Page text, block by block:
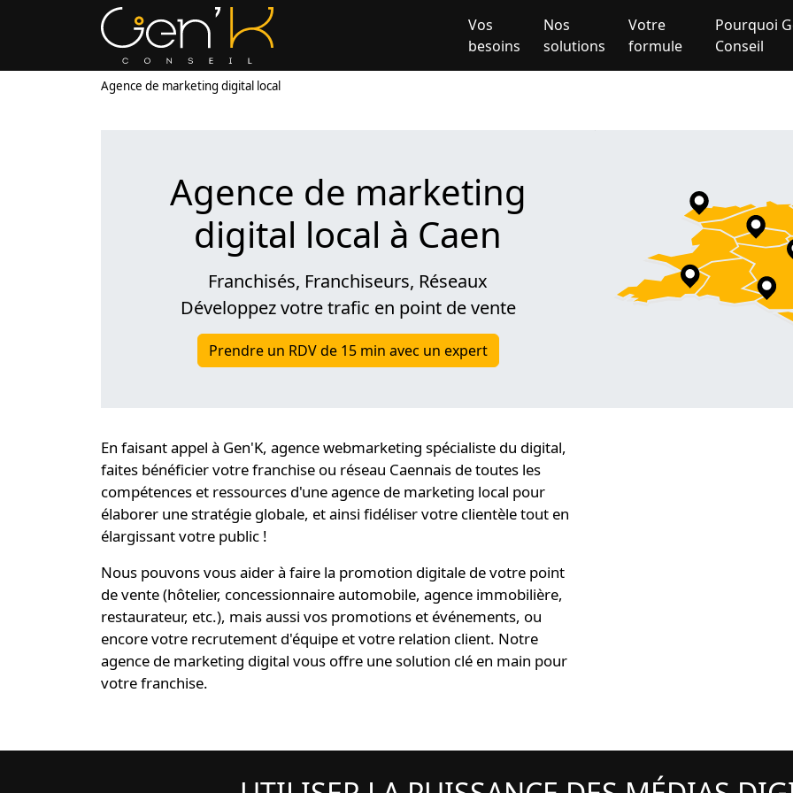
Vos
besoins
Nos
solutions
Votre
formule
Pourquoi
Conseil
Agence de marketing digital local
Agence de marketing
digital local à Caen
Franchisés, Franchiseurs, Réseaux
Développez votre trafic en point de vente
Prendre un RDV de 15 min avec un expert
En faisant appel à Gen'K, agence webmarketing spécialiste du digital,
faites bénéficier votrefranchise ou réseau Caennais de toutes les
compétences et ressources d'uneagence de marketing local pour
élaborer unestratégie globale, et ainsi fidéliservotre clientèle tout en
élargissant votre public !
Nous pouvons vous aider à faire la promotion digitale de votre point
de vente (hôtelier, concessionnaire automobile, agence immobilière,
restaurateur, etc.), mais aussi vos promotions et événements, ou
encore votre recrutement d'équipe et votre relation client. Notre
agence de marketing digital vous offre une solution clé en main pour
votre franchise.